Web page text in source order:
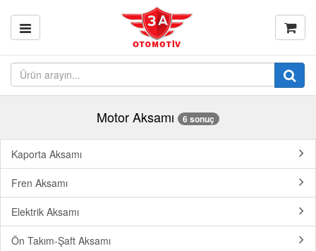
Motor Aksamı 6 sonuç
Kaporta Aksamı
Fren Aksamı
Elektrik Aksamı
Ön Takım-Şaft Aksamı